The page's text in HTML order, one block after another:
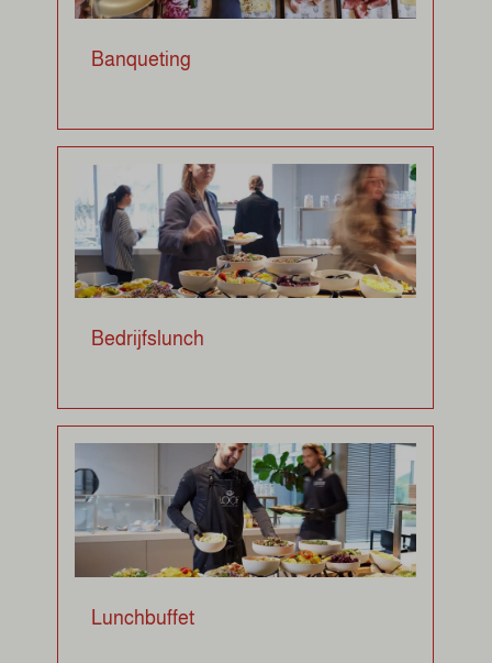
Banqueting
Bedrijfslunch
Lunchbuffet